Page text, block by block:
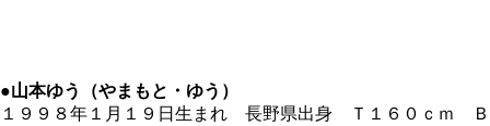
●山本ゆう（やまもと・ゆう）
１９９８年１月１９日生まれ 長野県出身 Ｔ１６０ｃｍ Ｂ